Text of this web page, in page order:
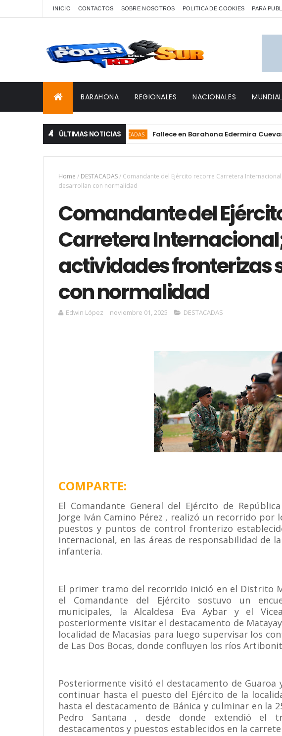
INICIO CONTACTOS SOBRE NOSOTROS POLITICA DE COOKIES PARA
BARAHONA REGIONALES NACIONALES
ÚLTIMAS NOTICIAS
DESTACADAS Fallece en Barahona Edermira Cuevas,
Home / DESTACADAS/ Comandante del Ejército recorre Carretera
desarrollan con normalidad
Comandante del
Carretera
actividades fronterizas
con normalidad
Edwin López noviembre 01, 2025 DESTACADAS
COMPARTE:
El Comandante General del Ejército de
Jorge Iván Camino Pérez , realizó un recorrido por
puestos y puntos de control fronterizo
internacional, en las áreas de responsabilidad de
infantería.
El primer tramo del recorrido inició en el Distrito
el Comandante del Ejército sostuvo un
municipales, la Alcaldesa Eva Aybar y el
posteriormente visitar el destacamento de
localidad de Macasías para luego supervisar los
de Las Dos Bocas, donde confluyen los ríos
Posteriormente visitó el destacamento de Guaroa
continuar hasta el puesto del Ejército de la
hasta el destacamento de Bánica y culminar en la
Pedro Santana , desde donde extendió el
destacamentos y puestos establecidos en la